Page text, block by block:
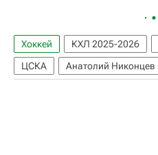
Хоккей КХЛ 2025-2026
ЦСКА
Анатолий Никонцев